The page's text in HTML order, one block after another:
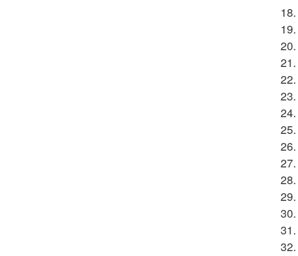
18.
19.
20.
21.
22.
23.
24.
25.
26.
27.
28.
29.
30.
31.
32.